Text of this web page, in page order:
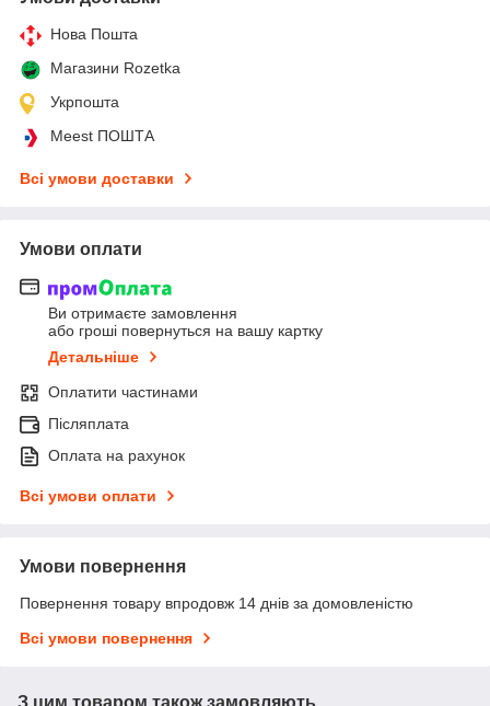
Нова Пошта
Магазини Rozetka
Укрпошта
Meest ПОШТА
Всі умови доставки
Умови оплати
Ви отримаєте замовлення
або гроші повернуться на вашу картку
Детальніше
Оплатити частинами
Післяплата
Оплата на рахунок
Всі умови оплати
Умови повернення
Повернення товару впродовж 14 днів за домовленістю
Всі умови повернення
З цим товаром також замовляють